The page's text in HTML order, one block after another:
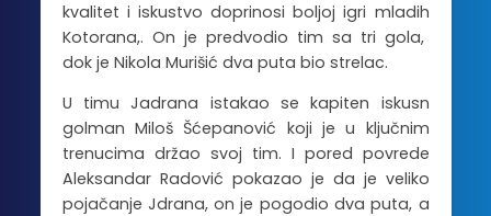
kvalitet i iskustvo doprinosi boljoj igri mladih
Kotorana,. On je predvodio tim sa tri gola,
dok je Nikola Murišić dva puta bio strelac.
U timu Jadrana istakao se kapiten iskusn
golman Miloš Šćepanović koji je u ključnim
trenucima držao svoj tim. I pored povrede
Aleksandar Radović pokazao je da je veliko
pojačanje Jdrana, on je pogodio dva puta, a